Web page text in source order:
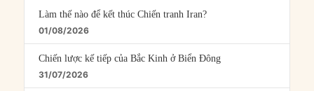
Làm thế nào để kết thúc Chiến tranh Iran?
01/08/2026
Chiến lược kế tiếp của Bắc Kinh ở Biển Đông
31/07/2026